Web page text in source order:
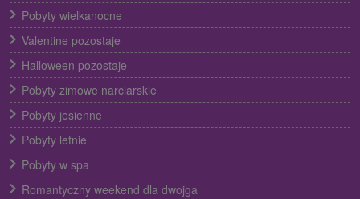
Pobyty wielkanocne
Valentine pozostaje
Halloween pozostaje
Pobyty zimowe narciarskie
Pobyty jesienne
Pobyty letnie
Pobyty w spa
Romantyczny weekend dla dwojga